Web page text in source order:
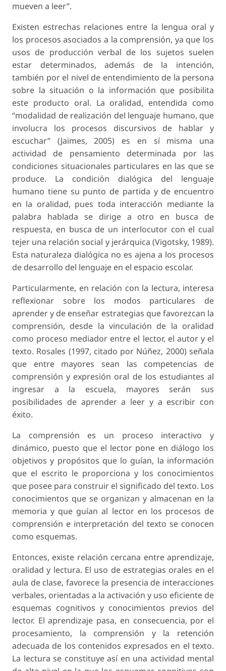
mueven a leer”.
Existen estrechas relaciones entre la lengua oral y
los procesos asociados a la comprensión, ya que los
usos de producción verbal de los sujetos suelen
estar determinados, además de la intención,
también por el nivel de entendimiento de la persona
sobre la situación o la información que posibilita
este producto oral. La oralidad, entendida como
“modalidad de realización del lenguaje humano, que
involucra los procesos discursivos de hablar y
escuchar” (Jaimes, 2005) es en sí misma una
actividad de pensamiento determinada por las
condiciones situacionales particulares en las que se
produce. La condición dialógica del lenguaje
humano tiene su punto de partida y de encuentro
en la oralidad, pues toda interacción mediante la
palabra hablada se dirige a otro en busca de
respuesta, en busca de un interlocutor con el cual
tejer una relación social y jerárquica (Vigotsky, 1989).
Esta naturaleza dialógica no es ajena a los procesos
de desarrollo del lenguaje en el espacio escolar.
Particularmente, en relación con la lectura, interesa
reflexionar sobre los modos particulares de
aprender y de enseñar estrategias que favorezcan la
comprensión, desde la vinculación de la oralidad
como proceso mediador entre el lector, el autor y el
texto. Rosales (1997, citado por Núñez, 2000) señala
que entre mayores sean las competencias de
comprensión y expresión oral de los estudiantes al
ingresar a la escuela, mayores serán sus
posibilidades de aprender a leer y a escribir con
éxito.
La comprensión es un proceso interactivo y
dinámico, puesto que el lector pone en diálogo los
objetivos y propósitos que lo guían, la información
que el escrito le proporciona y los conocimientos
que posee para construir el significado del texto. Los
conocimientos que se organizan y almacenan en la
memoria y que guían al lector en los procesos de
comprensión e interpretación del texto se conocen
como esquemas.
Entonces, existe relación cercana entre aprendizaje,
oralidad y lectura. El uso de estrategias orales en el
aula de clase, favorece la presencia de interacciones
verbales, orientadas a la activación y uso eficiente de
esquemas cognitivos y conocimientos previos del
lector. El aprendizaje pasa, en consecuencia, por el
procesamiento, la comprensión y la retención
adecuada de los contenidos expresados en el texto.
La lectura se constituye así en una actividad mental